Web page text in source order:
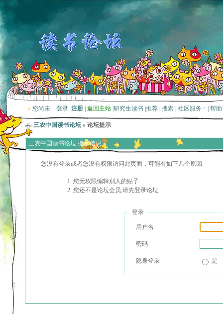
» 您尚未 登录 注册 返回主站 研究生读书 推荐 搜索 社区服务 帮助
三农中国读书论坛 » 论坛提示
三农中国读书论坛 提示信息
您没有登录或者您没有权限访问此页面，可能有如下几个原因:
您无权限编辑别人的贴子
您还不是论坛会员,请先登录论坛
登录
用户名
密码
隐身登录 是